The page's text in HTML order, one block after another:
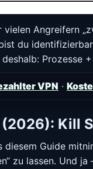
Angreifern
du
Prozesse
VPN ·
Kill
diesem Guide
zu lassen. Und